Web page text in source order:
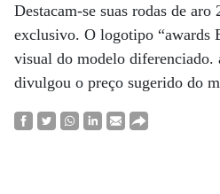
Destacam-se suas rodas de
exclusivo. O logotipo “awards
visual do modelo diferenciado.
divulgou o preço sugerido do